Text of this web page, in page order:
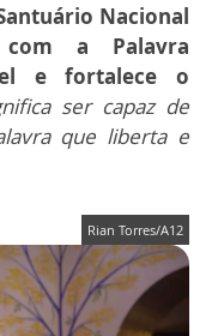
Nacional
a Palavra
e fortalece o
ser capaz de
que liberta e
Rian Torres/A12